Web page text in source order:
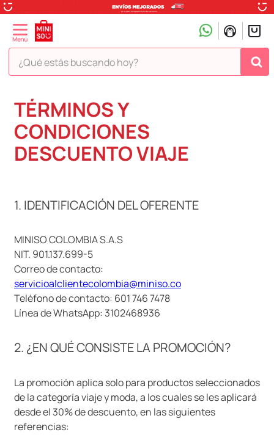
¿Qué estás buscando hoy?
TÉRMINOS Y
CONDICIONES
DESCUENTO VIAJE
1. IDENTIFICACIÓN DEL OFERENTE
MINISO COLOMBIA S.A.S
NIT. 901.137.699-5
Correo de contacto:
servicioalclientecolombia@miniso.co
Teléfono de contacto: 601 746 7478
Línea de WhatsApp: 3102468936
2. ¿EN QUÉ CONSISTE LA PROMOCIÓN?
La promoción aplica solo para productos seleccionados
de la categoría viaje y moda, a los cuales se les aplicará
desde el 30% de descuento, en las siguientes
referencias:
TÉRMINOS MÁS BUSCADOS
1.
peluche
2.
hello kitty
3.
snoopy
5
termo
7.
termos
8.
toy story
9.
llaveros
10. one piece